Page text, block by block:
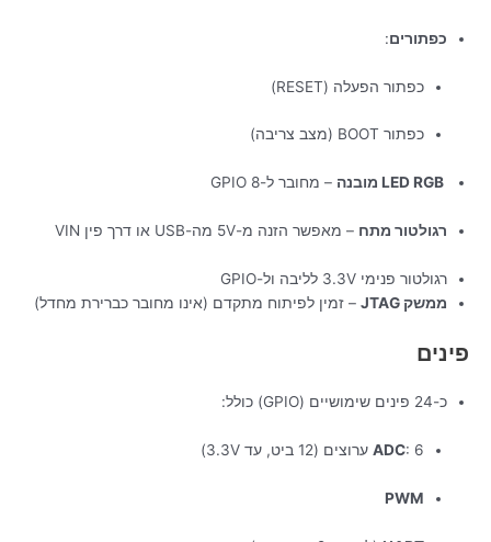
כפתורים:
כפתור הפעלה (RESET)
כפתור BOOT (מצב צריבה)
– מחובר ל-GPIO 8
רגולטור מתח – מאפשר הזנה מ-5V מה-USB או דרך פין VIN
רגולטור פנימי 3.3V לליבה ול-GPIO
ממשק JTAG
– זמין לפיתוח מתקדם (אינו מחובר כברירת מחדל)
פינים
כ-24 פינים שימושיים (GPIO) כולל:
ADC: 6 ערוצים (12 ביט, עד 3.3V)
PWM